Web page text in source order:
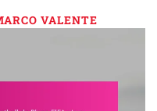
VALENTE